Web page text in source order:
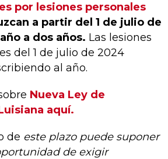
por lesiones personales
a partir del 1 de julio de
a dos años. Las lesiones
del 1 de julio de 2024
al año.
Nueva Ley de
aquí.
de este plazo puede suponer
de exigir